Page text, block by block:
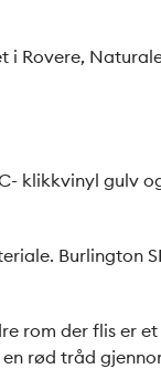
i Rovere,
klikkvinyl gulv
Burlington
rom der flis er
rød tråd